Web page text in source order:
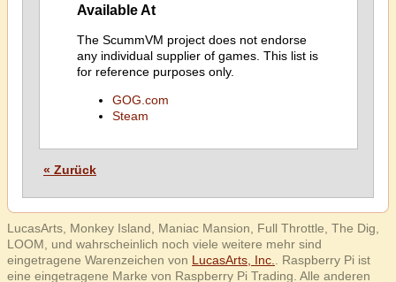
Available At
The ScummVM project does not endorse
any individual supplier of games. This list is
for reference purposes only.
GOG.com
Steam
« Zurück
LucasArts, Monkey Island, Maniac Mansion, Full Throttle, The Dig,
LOOM, und wahrscheinlich noch viele weitere mehr sind
eingetragene Warenzeichen von LucasArts, Inc.
. Raspberry Pi ist
eine eingetragene Marke von Raspberry Pi Trading. Alle anderen